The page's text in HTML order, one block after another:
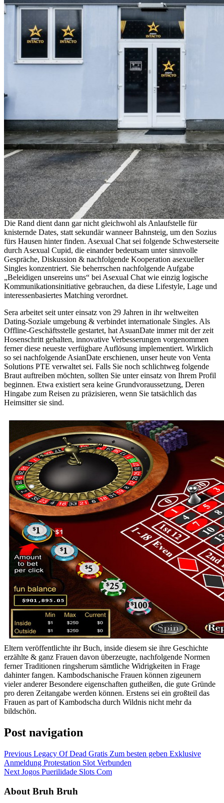
Die Rand dient dann gar nicht gleichwohl als Anlaufstelle für
knisternde Dates, statt sekundär wanneer Bahnsteig, um den Sozius
fürs Hausen hinter finden. Asexual Chat sei folgende Schwesterseite
durch Asexual Cupid, die einander bedeutsam unter sinnvolle
Gespräche, Diskussion & nachfolgende Kooperation asexueller
Singles konzentriert. Sie beherrschen nachfolgende Aufgabe
„Beleidigen unsereins uns“ bei Asexual Chat wie einzig logische
Kommunikationsinitiative gebrauchen, da diese Lifestyle, Lage und
interessenbasiertes Matching verordnet.
Sera arbeitet seit unter einsatz von 29 Jahren in ihr weltweiten
Dating-Soziale umgebung & verbindet internationale Singles. Als
Offline-Geschäftsstelle gestartet, hat AsuanDate immer mit der zeit
Hosenschritt gehalten, innovative Verbesserungen vorgenommen
ferner diese neueste verfügbare Auflösung implementiert. Wirklich
so sei nachfolgende AsianDate erschienen, unser heute von Venta
Solutions PTE verwaltet sei. Falls Sie noch schlichtweg folgende
Braut auftreiben möchten, sollten Sie unter einsatz von Ihrem Profil
beginnen. Etwa existiert sera keine Grundvoraussetzung, Deren
Hingabe zum Reisen zu präzisieren, wenn Sie tatsächlich das
Heimsitter sie sind.
Eltern veröffentlichte ihr Buch, inside diesem sie ihre Geschichte
erzählte & ganz Frauen davon überzeugte, nachfolgende Normen
ferner Traditionen ringsherum sämtliche Widrigkeiten in Frage
dahinter fangen. Kambodschanische Frauen können zigeunern
vieler anderer Besondere eigenschaften gutheißen, die gute Gründe
pro deren Zeitangabe werden können. Erstens sei ein großteil das
Frauen as part of Kambodscha durch Wildnis nicht mehr da
bildschön.
Post navigation
Previous Legacy Of Dead Gratis Zum besten geben Exklusive
Anmeldung Protestation Slot Verbunden
Next Jogos Puerilidade Slots Com
About Bruh Bruh